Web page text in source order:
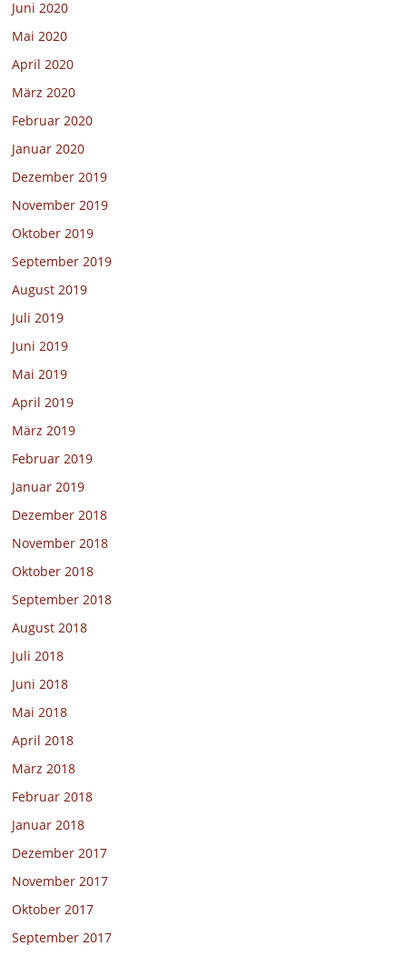
Juni 2020
Mai 2020
April 2020
März 2020
Februar 2020
Januar 2020
Dezember 2019
November 2019
Oktober 2019
September 2019
August 2019
Juli 2019
Juni 2019
Mai 2019
April 2019
März 2019
Februar 2019
Januar 2019
Dezember 2018
November 2018
Oktober 2018
September 2018
August 2018
Juli 2018
Juni 2018
Mai 2018
April 2018
März 2018
Februar 2018
Januar 2018
Dezember 2017
November 2017
Oktober 2017
September 2017